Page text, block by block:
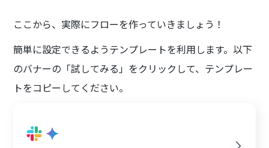
ここから、実際にフローを作っていきましょう！
簡単に設定できるようテンプレートを利用します。以下
のバナーの「試してみる」をクリックして、テンプレー
トをコピーしてください。